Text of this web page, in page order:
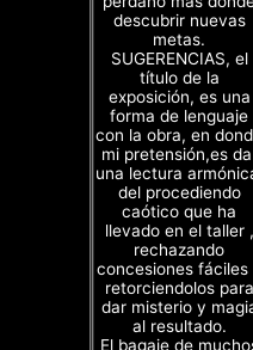
descubrir nuevas
metas.
SUGERENCIAS, el
título de la
exposición, es una
forma de lenguaje
con la obra, en
mi pretensión,es
una lectura
del procediendo
caótico que ha
llevado en el taller ,
rechazando
concesiones fáciles
retorciendolos para
dar misterio y
al resultado.
El bagaje de